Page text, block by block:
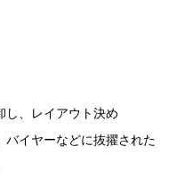
し、レイアウト決め
バイヤーなどに抜擢された